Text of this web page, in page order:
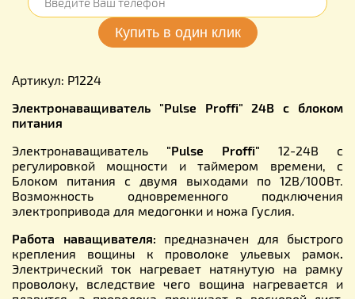
Артикул: P1224
Электронаващиватель "Pulse Proffi" 24В с блоком
питания
Электронаващиватель "Pulse Proffi" 12-24В с
регулировкой мощности и таймером времени, с
Блоком питания с двумя выходами по 12В/100Вт.
Возможность одновременного подключения
электропривода для медогонки и ножа Гуслия.
Работа наващивателя: предназначен для быстрого
крепления вощины к проволоке ульевых рамок.
Электрический ток нагревает натянутую на рамку
проволоку, вследствие чего вощина нагревается и